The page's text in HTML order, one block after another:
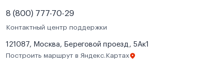
8 (800) 777-70-29
Контактный центр поддержки
121087, Москва, Береговой проезд, 5Ак1
Построить маршрут в Яндекс.Картах